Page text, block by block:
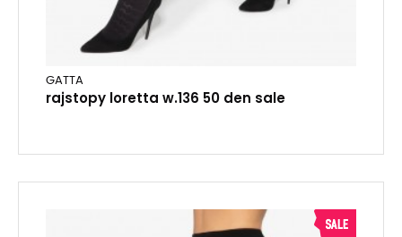
GATTA
rajstopy loretta w.136 50 den sale